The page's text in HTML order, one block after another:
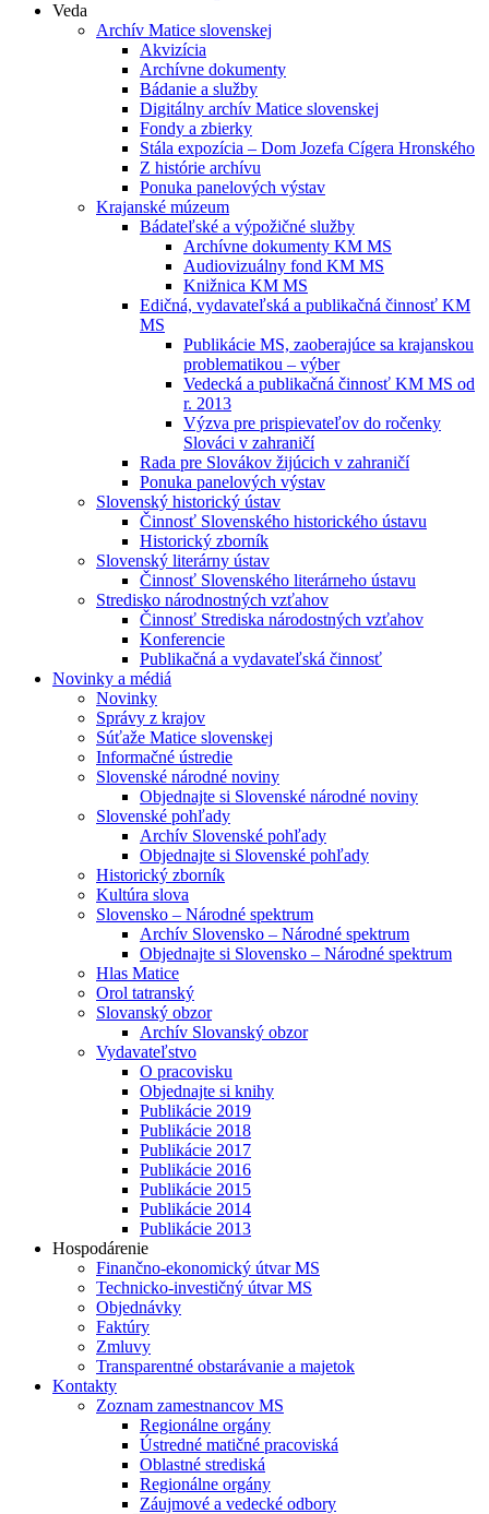
Veda
Archív Matice slovenskej
Akvizícia
Archívne dokumenty
Bádanie a služby
Digitálny archív Matice slovenskej
Fondy a zbierky
Stála expozícia – Dom Jozefa Cígera Hronského
Z histórie archívu
Ponuka panelových výstav
Krajanské múzeum
Bádateľské a výpožičné služby
Archívne dokumenty KM MS
Audiovizuálny fond KM MS
Knižnica KM MS
Edičná, vydavateľská a publikačná činnosť KM
MS
Publikácie MS, zaoberajúce sa krajanskou
problematikou – výber
Vedecká a publikačná činnosť KM MS od
r. 2013
Výzva pre prispievateľov do ročenky
Slováci v zahraničí
Rada pre Slovákov žijúcich v zahraničí
Ponuka panelových výstav
Slovenský historický ústav
Činnosť Slovenského historického ústavu
Historický zborník
Slovenský literárny ústav
Činnosť Slovenského literárneho ústavu
Stredisko národnostných vzťahov
Činnosť Strediska národostných vzťahov
Konferencie
Publikačná a vydavateľská činnosť
Novinky a médiá
Novinky
Správy z krajov
Súťaže Matice slovenskej
Informačné ústredie
Slovenské národné noviny
Objednajte si Slovenské národné noviny
Slovenské pohľady
Archív Slovenské pohľady
Objednajte si Slovenské pohľady
Historický zborník
Kultúra slova
Slovensko – Národné spektrum
Archív Slovensko – Národné spektrum
Objednajte si Slovensko – Národné spektrum
Hlas Matice
Orol tatranský
Slovanský obzor
Archív Slovanský obzor
Vydavateľstvo
O pracovisku
Objednajte si knihy
Publikácie 2019
Publikácie 2018
Publikácie 2017
Publikácie 2016
Publikácie 2015
Publikácie 2014
Publikácie 2013
Hospodárenie
Finančno-ekonomický útvar MS
Technicko-investičný útvar MS
Objednávky
Faktúry
Zmluvy
Transparentné obstarávanie a majetok
Kontakty
Zoznam zamestnancov MS
Regionálne orgány
Ústredné matičné pracoviská
Oblastné strediská
Regionálne orgány
Záujmové a vedecké odbory